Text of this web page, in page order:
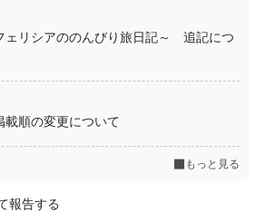
ェリシアののんびり旅日記～ 追記につ
順の変更について
もっと見る
報告する